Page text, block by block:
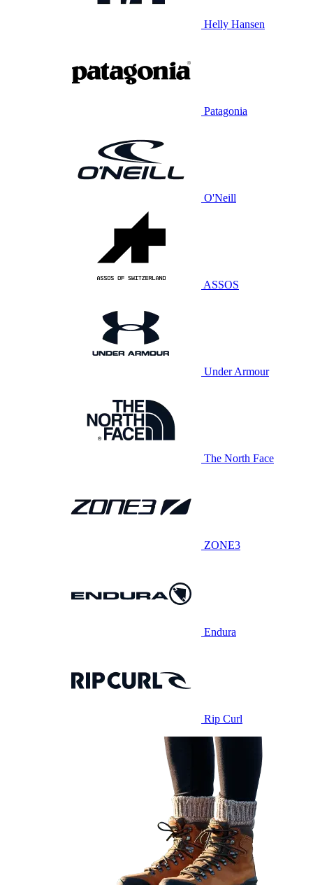
Helly Hansen
Patagonia
O'Neill
ASSOS
Under Armour
The North Face
ZONE3
Endura
Rip Curl